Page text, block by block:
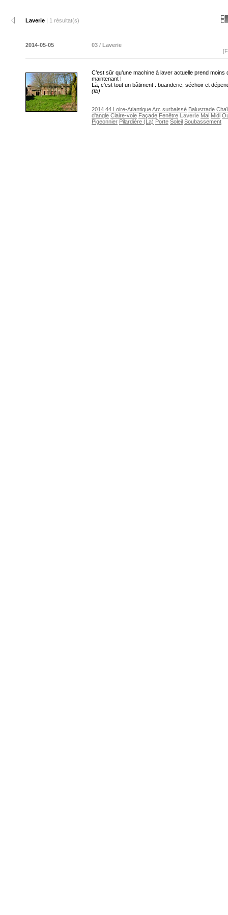
Laverie | 1 résultat(s)
2014-05-05
03 / Laverie
C’est sûr qu’une machine à laver actuelle prend moins
maintenant !
Là, c’est tout un bâtiment : buanderie, séchoir et
(fb)
2014 44 Loire-AtlantiqueArc surbaissé Balustrade
d'angle Claire-voie Façade Fenêtre Laverie Mai Midi
Pigeonnier Pilardière (La) Porte Soleil Soubassement